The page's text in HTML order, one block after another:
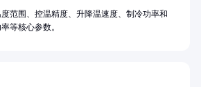
度范围、控温精度、升降温速度、制冷功率和
等核心参数。